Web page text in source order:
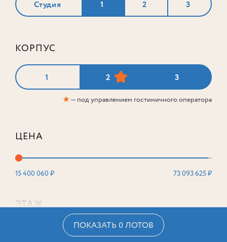
Студия 1 2 3
КОРПУС
1 2 3
★— под управлением гостиничного оператора
ЦЕНА
15 400 060 ₽ 73 093 625 ₽
ЭТАЖ
ПОКАЗАТЬ 0 ЛОТОВ